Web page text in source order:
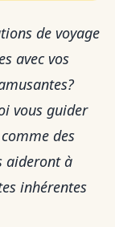
de voyage
avec vos
vous guider
des
aideront à
inhérentes